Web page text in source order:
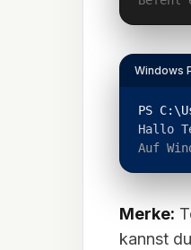
Windows
PS
Hallo
Auf
Merke:
kannst